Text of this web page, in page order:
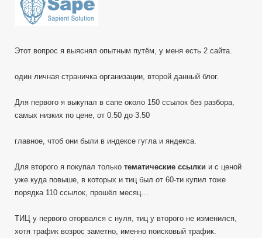
Этот вопрос я выяснял опытным путём, у меня есть 2 сайта.
один личная страничка организации, второй данный блог.
Для первого я выкупал в сапе около 150 ссылок без разбора,
самых низких по цене, от 0.50 до 3.50
главное, чтоб они были в индексе гугла и яндекса.
Для второго я покупал только тематические ссылки и с ценой
уже куда повыше, в которых и тиц был от 60-ти купил тоже
порядка 110 ссылок, прошёл месяц…
ТИЦ у первого оторвался с нуля, тиц у второго не изменился,
хотя трафик возрос заметно, именно поисковый трафик.